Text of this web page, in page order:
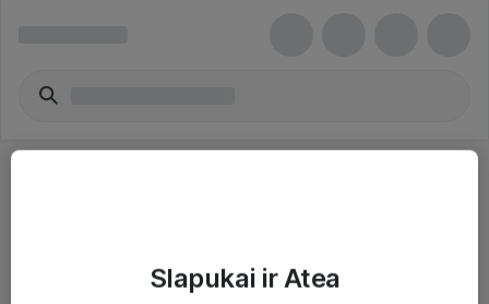
Slapukai ir Atea